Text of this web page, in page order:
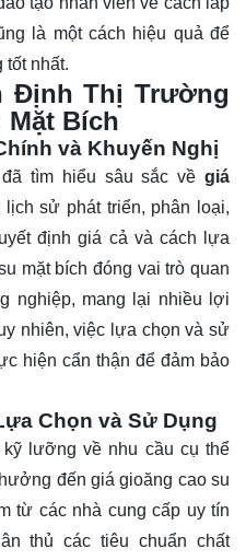
là một cách hiệu quả để
tốt nhất.
Định Thị Trường
Mặt Bích
và Khuyến Nghị
tìm hiểu sâu sắc về giá
lịch sử phát triển, phân loại,
định giá cả và cách lựa
mặt bích đóng vai trò quan
nghiệp, mang lại nhiều lợi
nhiên, việc lựa chọn và sử
hiện cẩn thận để đảm bảo
Chọn và Sử Dụng
lưỡng về nhu cầu cụ thể
đến giá gioăng cao su
từ các nhà cung cấp uy tín
thủ các tiêu chuẩn chất